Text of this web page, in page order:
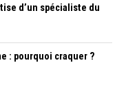
d’un spécialiste du
: pourquoi craquer ?